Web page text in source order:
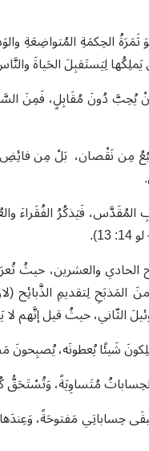
الحِكمَةِ المُتواضِعَةِ
يَملِكُها لِيَستَقبِلَ الحَياةَ
دُونَ مُقَابِلٍ، فَمِنَ السَّهْلِ
مِن نَقْصان، بَلْ مِن فائِضِ
فَيَذكُرُ الفُقَراءَ
والعشرين، حيثُ
حيثُ قيل إنَّهم لا يَدخُلونَ
شَيئًا يُعطونَه،
مُتَساوِيَةً،
حِساباتِي مَفتوحَةً،